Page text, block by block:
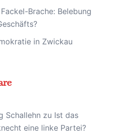
Brache: Belebung
in Zwickau
Schallehn zu Ist das
eine linke Partei?